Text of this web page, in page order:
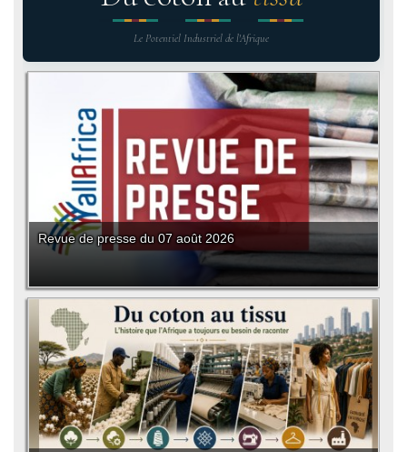
Le Potentiel Industriel de l'Afrique
Revue de presse du 07 août 2026